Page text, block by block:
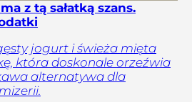
z tą sałatką szans.
jogurt i świeża mięta
która doskonale orzeźwia
alternatywa dla